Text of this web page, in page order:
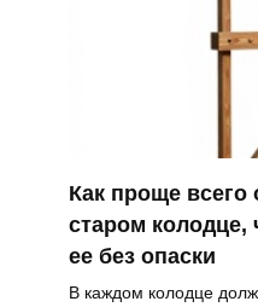
Как проще всего
старом колодце,
ее без опаски
В каждом колодце